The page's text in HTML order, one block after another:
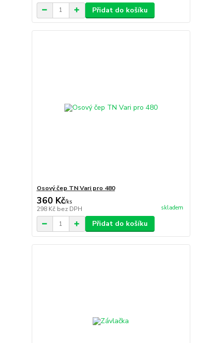
Přidat do košíku
Osový čep TN Vari pro 480
360 Kč/ks
298 Kč bez DPH skladem
Přidat do košíku